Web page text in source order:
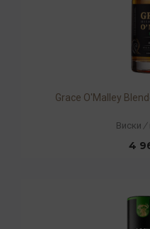
Grace O'Malley
Виски /
4